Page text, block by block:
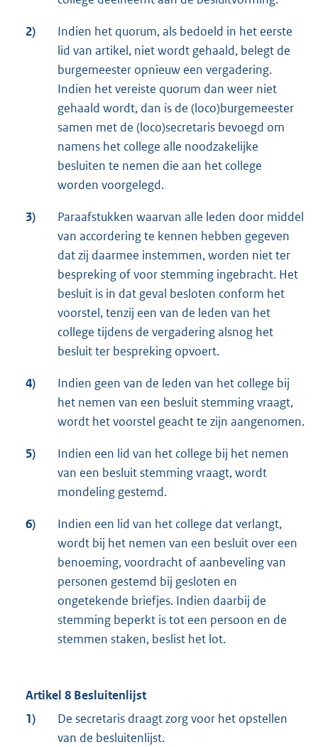
2)
Indien het quorum, als bedoeld in het eerste
lid van artikel, niet wordt gehaald, belegt de
burgemeester opnieuw een vergadering.
Indien het vereiste quorum dan weer niet
gehaald wordt, dan is de (loco)burgemeester
samen met de (loco)secretaris bevoegd om
namens het college alle noodzakelijke
besluiten te nemen die aan het college
worden voorgelegd.
3)
Paraafstukken waarvan alle leden door middel
van accordering te kennen hebben gegeven
dat zij daarmee instemmen, worden niet ter
bespreking of voor stemming ingebracht. Het
besluit is in dat geval besloten conform het
voorstel, tenzij een van de leden van het
college tijdens de vergadering alsnog het
besluit ter bespreking opvoert.
4)
Indien geen van de leden van het college bij
het nemen van een besluit stemming vraagt,
wordt het voorstel geacht te zijn aangenomen.
5)
Indien een lid van het college bij het nemen
van een besluit stemming vraagt, wordt
mondeling gestemd.
6)
Indien een lid van het college dat verlangt,
wordt bij het nemen van een besluit over een
benoeming, voordracht of aanbeveling van
personen gestemd bij gesloten en
ongetekende briefjes. Indien daarbij de
stemming beperkt is tot een persoon en de
stemmen staken, beslist het lot.
Artikel 8 Besluitenlijst
1)
De secretaris draagt zorg voor het opstellen
van de besluitenlijst.